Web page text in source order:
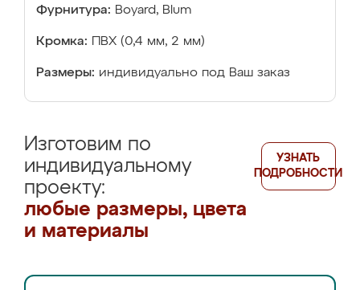
Фурнитура: Boyard, Blum
Кромка: ПВХ (0,4 мм, 2 мм)
Размеры: индивидуально под Ваш заказ
Изготовим по
индивидуальному
проекту:
любые размеры, цвета
и материалы
УЗНАТЬ
ПОДРОБНОСТИ